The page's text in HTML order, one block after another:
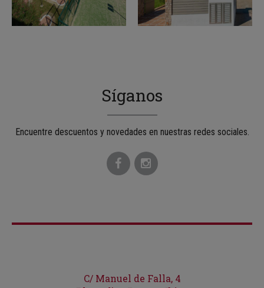
Síganos
Encuentre descuentos y novedades en nuestras redes sociales.
C/ Manuel de Falla, 4